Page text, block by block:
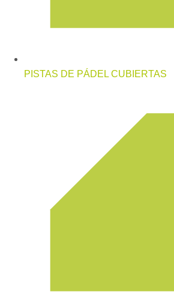
PISTAS DE PÁDEL CUBIERTAS